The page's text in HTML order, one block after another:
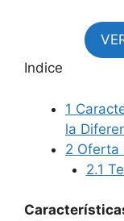
Indice
1
la
2 Oferta
2.1